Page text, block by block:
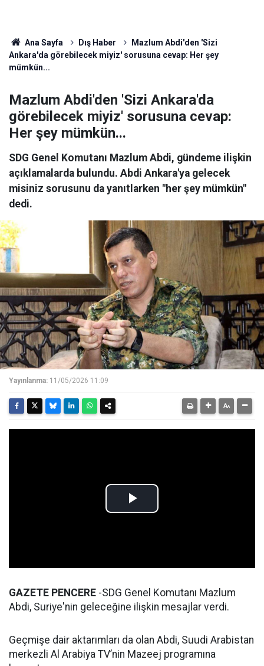
Ana Sayfa Dış Haber
Mazlum Abdi'den 'Sizi
Ankara'da görebilecek miyiz' sorusuna cevap: Her şey
mümkün...
Mazlum Abdi'den 'Sizi Ankara'da
görebilecek miyiz' sorusuna cevap:
Her şey mümkün...
SDG Genel Komutanı Mazlum Abdi, gündeme ilişkin
açıklamalarda bulundu. Abdi Ankara'ya gelecek
misiniz sorusunu da yanıtlarken "her şey mümkün"
dedi.
Yayınlanma: 11/05/2026 11:09
GAZETE PENCERE -SDG Genel Komutanı Mazlum
Abdi, Suriye'nin geleceğine ilişkin mesajlar verdi.
Geçmişe dair aktarımları da olan Abdi, Suudi Arabistan
merkezli Al Arabiya TV’nin Mazeej programına